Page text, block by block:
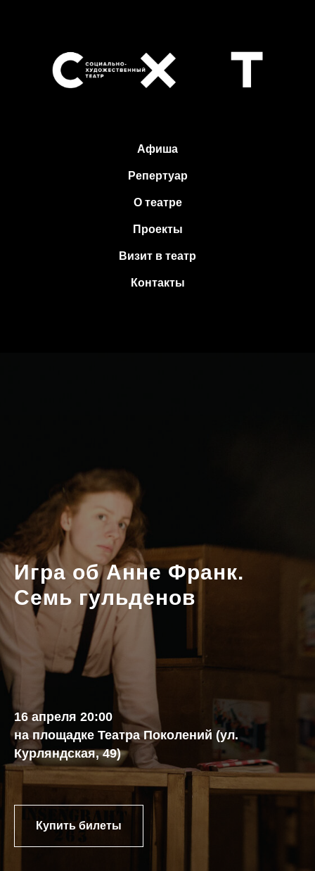
Афиша
Репертуар
О театре
Проекты
Визит в театр
Контакты
Игра об Анне Франк.
Семь гульденов
16 апреля 20:00
на площадке Театра Поколений (ул.
Курляндская, 49)
Купить билеты